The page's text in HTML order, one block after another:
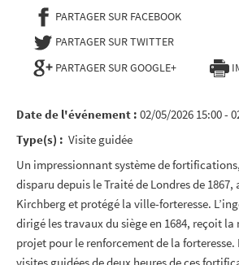
PARTAGER SUR FACEBOOK- NOUVELLE
PARTAGER SUR TWITTER- NOUVELLE
PARTAGER SUR GOOGLE+
Date de l'événement : 02/05/2026 15:00 -
Type(s) : Visite guidée
Un impressionnant système de
disparu depuis le Traité de Londres de 1867,
Kirchberg et protégé la ville-forteresse.
dirigé les travaux du siège en 1684, reçoit la
projet pour le renforcement de la forteresse.